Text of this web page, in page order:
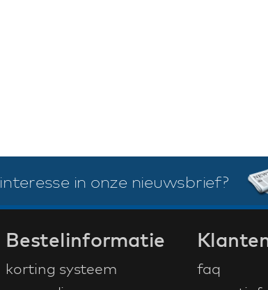
interesse in onze nieuwsbrief?
Bestelinformatie
korting systeem
faq